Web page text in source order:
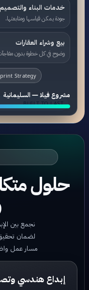
خدمات البناء
جودة يمكن قياسها ومتابعتها.
بيع وشراء العقارات
وضوح في كل خطوة بدون
Strategy
مشروع فيلا — السليمانية
BUILT TO LAST
حلول
نجمع بين
لضمان
مسار عمل
إبداع هندسي